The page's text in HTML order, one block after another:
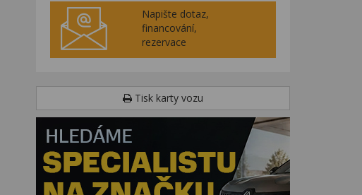
Napište dotaz,
financování,
rezervace
Tisk karty vozu